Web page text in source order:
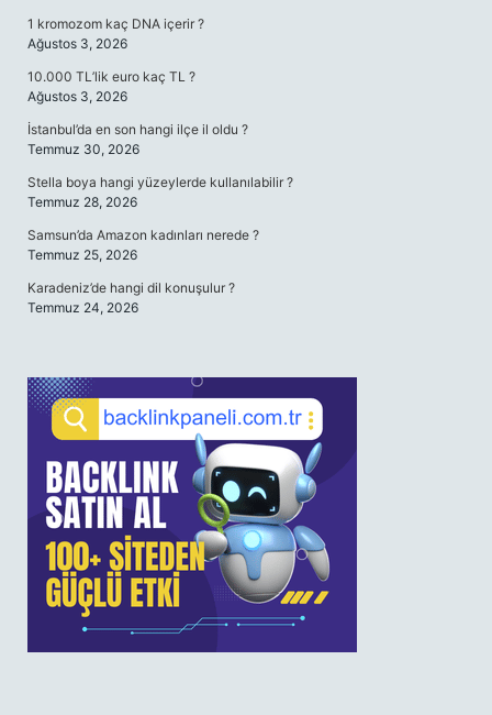
1 kromozom kaç DNA içerir ?
Ağustos 3, 2026
10.000 TL’lik euro kaç TL ?
Ağustos 3, 2026
İstanbul’da en son hangi ilçe il oldu ?
Temmuz 30, 2026
Stella boya hangi yüzeylerde kullanılabilir ?
Temmuz 28, 2026
Samsun’da Amazon kadınları nerede ?
Temmuz 25, 2026
Karadeniz’de hangi dil konuşulur ?
Temmuz 24, 2026